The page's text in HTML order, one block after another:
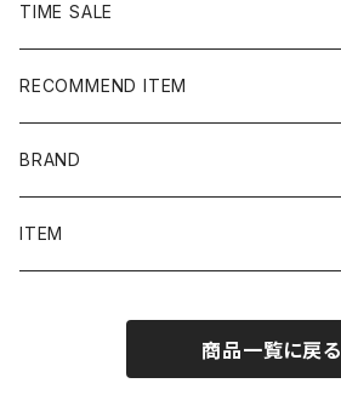
TIME SALE
RECOMMEND ITEM
BRAND
NIKE
ITEM
商品一覧に戻る